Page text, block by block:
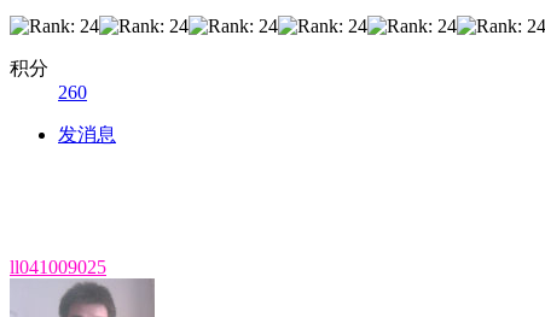
积分
260
发消息
ll041009025